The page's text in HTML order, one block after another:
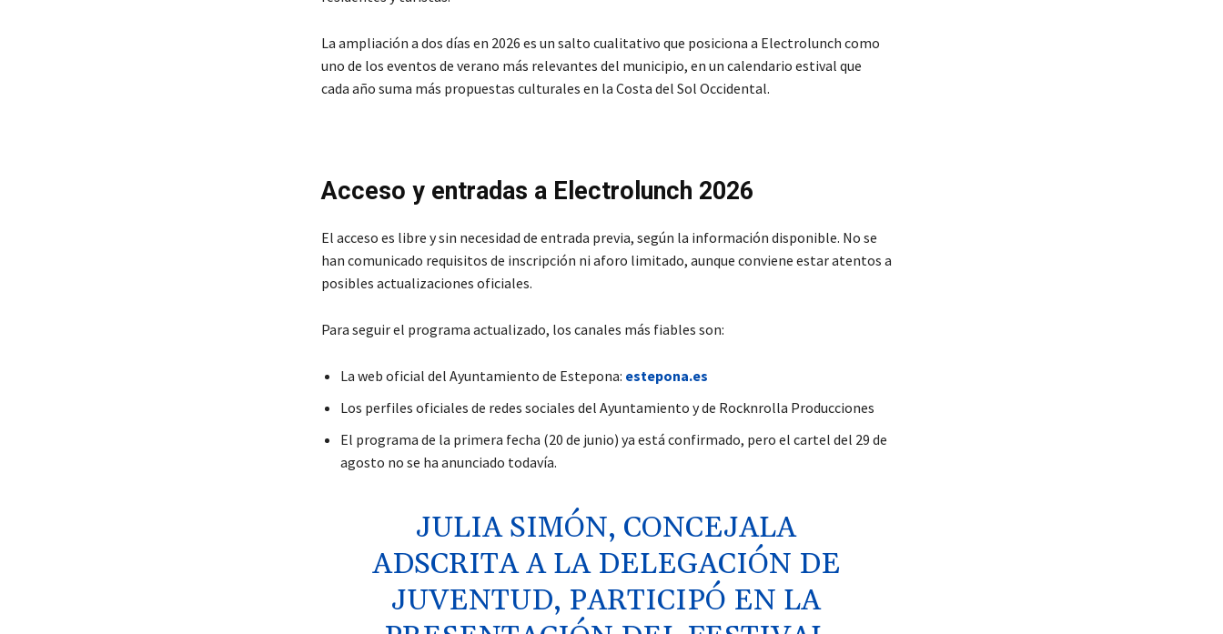
La ampliación a dos días en 2026 es un salto cualitativo que posiciona a Electrolunch como
uno de los eventos de verano más relevantes del municipio, en un calendario estival que
cada año suma más propuestas culturales en la Costa del Sol Occidental.
Acceso y entradas a Electrolunch 2026
El acceso es libre y sin necesidad de entrada previa, según la información disponible. No se
han comunicado requisitos de inscripción ni aforo limitado, aunque conviene estar atentos a
posibles actualizaciones oficiales.
Para seguir el programa actualizado, los canales más fiables son:
La web oficial del Ayuntamiento de Estepona: estepona.es
Los perfiles oficiales de redes sociales del Ayuntamiento y de Rocknrolla Producciones
El programa de la primera fecha (20 de junio) ya está confirmado, pero el cartel del 29 de
agosto no se ha anunciado todavía.
JULIA SIMÓN, CONCEJALA
ADSCRITA A LA DELEGACIÓN DE
JUVENTUD, PARTICIPÓ EN LA